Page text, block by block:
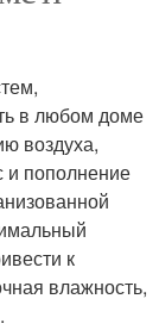
в любом доме
воздуха,
и пополнение
к
влажность,